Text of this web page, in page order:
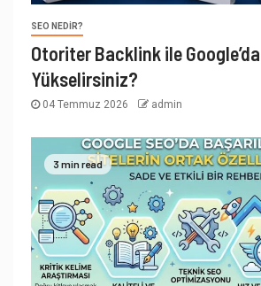
SEO NEDIR?
Otoriter Backlink ile Google’da
Yükselirsiniz?
04 Temmuz 2026 admin
3 min read